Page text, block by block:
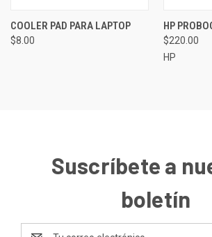
COOLER PAD PARA LAPTOP
$8.00
HP
$220.00
HP
Suscríbete a
boletín